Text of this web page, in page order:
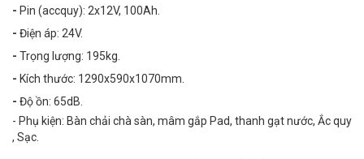
- Pin (accquy): 2x12V, 100Ah.
- Điện áp: 24V.
- Trọng lượng: 195kg.
- Kích thước: 1290x590x1070mm.
- Độ ồn: 65dB.
- Phụ kiện: Bàn chải chà sàn, mâm gắp Pad, thanh gạt nước, Ắc quy
, Sạc.